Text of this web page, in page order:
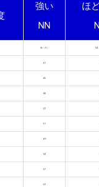
強い
NN
ほ
36（%） 54
41
45
48
52
51
49
54
57
52